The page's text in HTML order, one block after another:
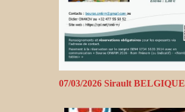
07/03/2026 Sirault BELGIQUE